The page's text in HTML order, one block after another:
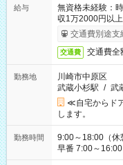
給与
無資格未経験：
収1万2000円以上
交通費別途支
交通費 交通費全
勤務地
川崎市中原区
武蔵小杉駅 / 武
≪自宅からド
します。
勤務時間
9:00～18:00（休憩60分） ■ご希望があれ
早番 7:00～16:00
と休みを合わせ